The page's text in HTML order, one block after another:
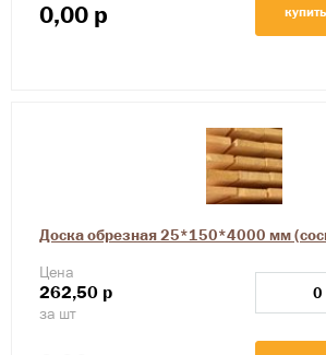
0,00 р купить
Доска обрезная 25*150*4000 мм
Цена
262,50 р
за шт